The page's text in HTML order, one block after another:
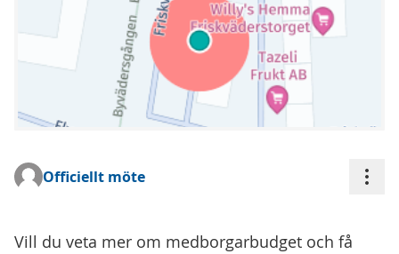
(Extern länk)
Officiellt möte
Vill du veta mer om medborgarbudget och få